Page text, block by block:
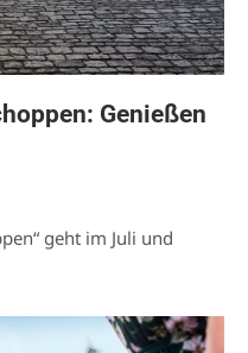
Genießen
geht im Juli und